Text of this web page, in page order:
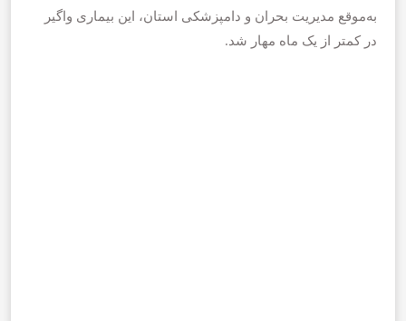
به‌موقع مدیریت بحران و دامپزشکی استان، این بیماری واگیر
در کمتر از یک ماه مهار شد.